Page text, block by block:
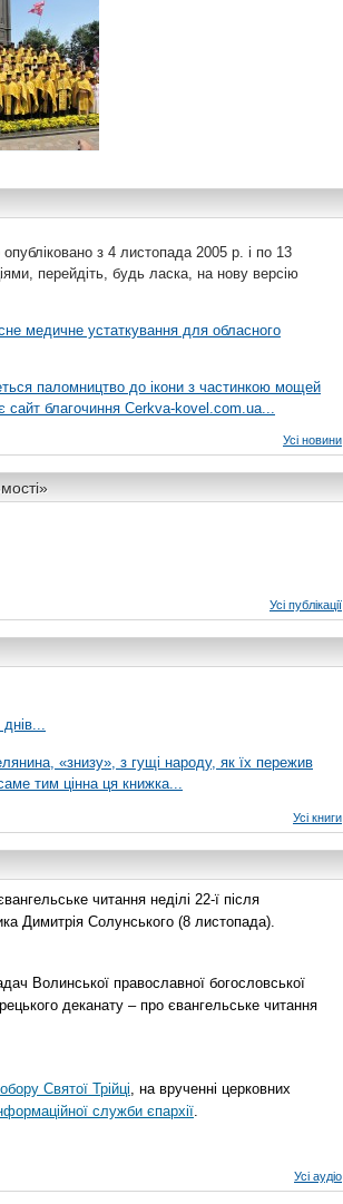
з 4 листопада 2005 р. і по 13
перейдіть, будь ласка, на нову версію
медичне устаткування для обласного
паломництво до ікони з частинкою мощей
сайт благочиння Сerkva-kovel.com.ua...
Усі новини
Усі публікації
«знизу», з гущі народу, як їх пережив
тим цінна ця книжка...
Усі книги
читання неділі 22-ї після
Димитрія Солунського (8 листопада).
Волинської православної богословської
деканату – про євангельське читання
Святої Трійці, на врученні церковних
служби єпархії.
Усі аудіо